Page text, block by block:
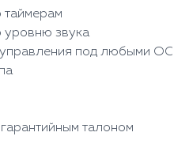
таймерам
уровню звука
под любыми ОС
талоном